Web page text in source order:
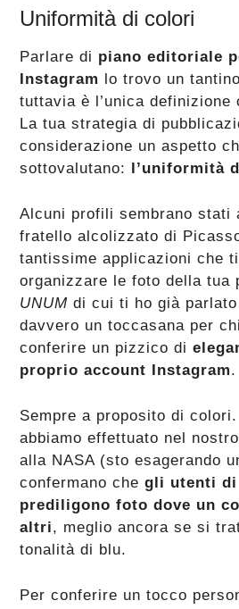
Uniformità di colori
Parlare di piano editoriale
Instagram lo trovo un
tuttavia è l’unica definizione
La tua strategia di
considerazione un aspetto
sottovalutano: l’uniformità
Alcuni profili sembrano stati
fratello alcolizzato di
tantissime applicazioni che
organizzare le foto della tua
UNUM di cui ti ho già
davvero un toccasana per
conferire un pizzico di
proprio account Instagram.
Sempre a proposito di
abbiamo effettuato nel
alla NASA (sto esagerando
confermano chegli utenti di
prediligono foto dove un
altri, meglio ancora se si
tonalità di blu.
Per conferire un tocco